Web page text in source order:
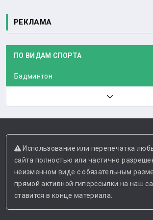
РЕКЛАМА
ПО ВИДАМ СПОРТА
Бадминтон
Использование или перепечатка
сайта полностью или частично
неизменном виде с обязательным
прямой активной гиперссылки на наш
ставится в конце материала.